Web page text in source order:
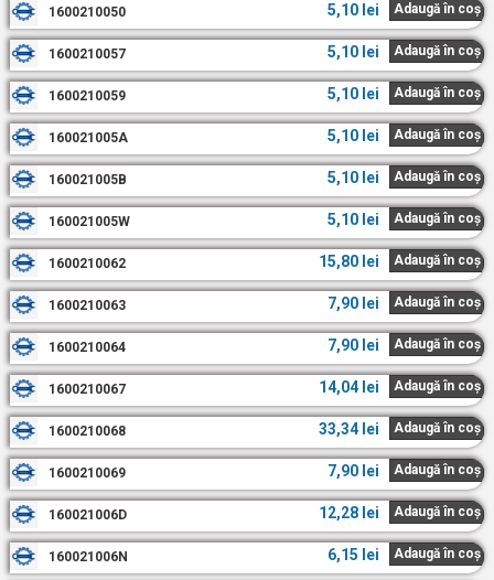
1600210050 5,10 lei Adaugă în coș
1600210057 5,10 lei Adaugă în coș
1600210059 5,10 lei Adaugă în coș
160021005A 5,10 lei Adaugă în coș
160021005B 5,10 lei Adaugă în coș
160021005W 5,10 lei Adaugă în coș
1600210062 15,80 lei Adaugă în coș
1600210063 7,90 lei Adaugă în coș
1600210064 7,90 lei Adaugă în coș
1600210067 14,04 lei Adaugă în coș
1600210068 33,34 lei Adaugă în coș
1600210069 7,90 lei Adaugă în coș
160021006D 12,28 lei Adaugă în coș
160021006N 6,15 lei Adaugă în coș